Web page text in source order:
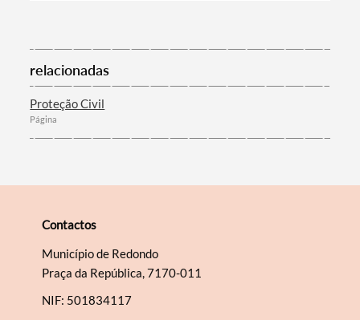
relacionadas
Proteção Civil
Página
Contactos
Município de Redondo
Praça da República, 7170-011
NIF: 501834117